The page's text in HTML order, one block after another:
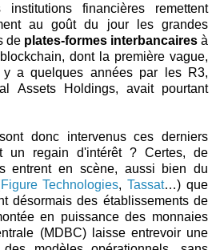
institutions financières remettent
au goût du jour les grandes
de plates-formes interbancairesà
dont la première vague,
y a quelques années par les R3,
Assets Holdings, avait pourtant
donc intervenus ces derniers
un regain d'intérêt ? Certes, de
entrent en scène, aussi bien du
Figure Technologies,Tassat…) que
désormais des établissements de
en puissance des monnaies
(MDBC) laisse entrevoir une